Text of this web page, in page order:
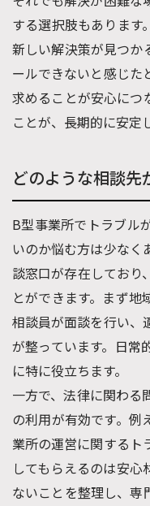
する選択肢もあります
新しい解決策が見つか
ールできないと感じた
求めることが安心につ
ことが、長期的に安定
どのような相談先
B型事業所でトラブル
いのか悩む方は少なく
談窓口が存在しており
とができます。まず
相談員が面談を行い、
が整っています。日常
に特に役立ちます。
一方で、法律に関わる
の利用が有効です。例
業所の運営に関するト
してもらえるのは安心
ないことを整理し、専